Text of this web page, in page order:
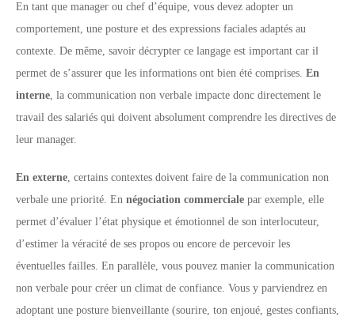
En tant que manager ou chef d’équipe, vous devez adopter un
comportement, une posture et des expressions faciales adaptés au
contexte. De même, savoir décrypter ce langage est important car il
permet de s’assurer que les informations ont bien été comprises. En
interne, la communication non verbale impacte donc directement le
travail des salariés qui doivent absolument comprendre les directives de
leur manager.
En externe, certains contextes doivent faire de la communication non
verbale une priorité. En négociation commerciale par exemple, elle
permet d’évaluer l’état physique et émotionnel de son interlocuteur,
d’estimer la véracité de ses propos ou encore de percevoir les
éventuelles failles. En parallèle, vous pouvez manier la communication
non verbale pour créer un climat de confiance. Vous y parviendrez en
adoptant une posture bienveillante (sourire, ton enjoué, gestes confiants,